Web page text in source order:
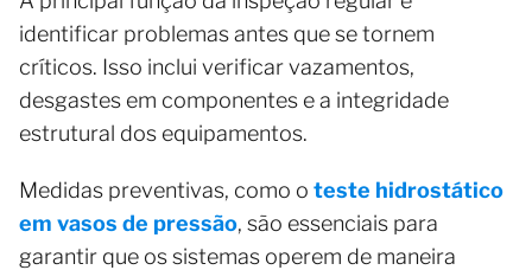
identificar problemas antes que se tornem
críticos. Isso inclui verificar vazamentos,
desgastes em componentes e a integridade
estrutural dos equipamentos.
Medidas preventivas, como o teste hidrostático
em vasos de pressão, são essenciais para
garantir que os sistemas operem de maneira